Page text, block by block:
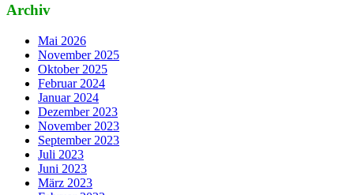
Archiv
Mai 2026
November 2025
Oktober 2025
Februar 2024
Januar 2024
Dezember 2023
November 2023
September 2023
Juli 2023
Juni 2023
März 2023